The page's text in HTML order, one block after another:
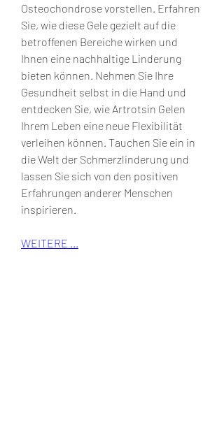
Osteochondrose vorstellen. Erfahren
Sie, wie diese Gele gezielt auf die
betroffenen Bereiche wirken und
Ihnen eine nachhaltige Linderung
bieten können. Nehmen Sie Ihre
Gesundheit selbst in die Hand und
entdecken Sie, wie Artrotsin Gelen
Ihrem Leben eine neue Flexibilität
verleihen können. Tauchen Sie ein in
die Welt der Schmerzlinderung und
lassen Sie sich von den positiven
Erfahrungen anderer Menschen
inspirieren.
WEITERE ...